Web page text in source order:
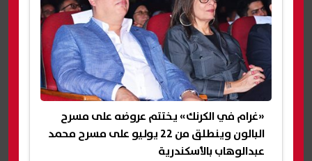
«غرام في الكرنك» يختتم عروضه على مسرح
البالون وينطلق من 22 يوليو على مسرح محمد
عبدالوهاب بالأسكندرية